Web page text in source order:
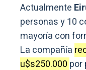
Actualmente
personas y 10
mayoría con
La compañía
u$s250.000 por